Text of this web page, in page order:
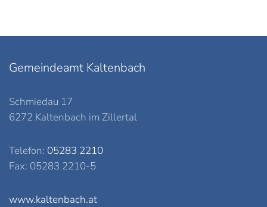
Gemeindeamt Kaltenbach
Schmiedau 17
6272 Kaltenbach im Zillertal
Telefon: 05283 2210
Fax: 05283 2210-5
www.kaltenbach.at